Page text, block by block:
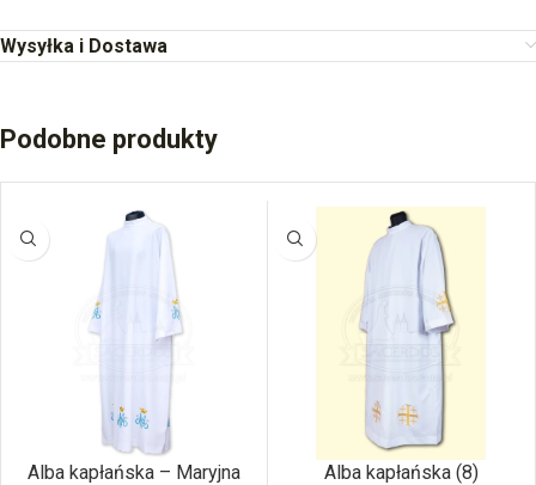
Wysyłka i Dostawa
Podobne produkty
Alba kapłańska – Maryjna Alba kapłańska (8)